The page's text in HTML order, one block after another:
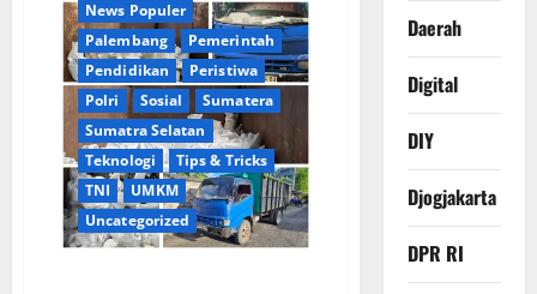
Prabowo
Lakukan
Kunjungan
Kerja
ke
Madura,
Pimpin
Dua
Agenda
Strategis
Nasional
News Populer
Palembang
Pemerintah
Pendidikan
Peristiwa
Polri
Sosial
Sumatera
Sumatra Selatan
Teknologi
Tips & Tricks
TNI
UMKM
Uncategorized
Daerah
Digital
DIY
Djogjakarta
DPR RI